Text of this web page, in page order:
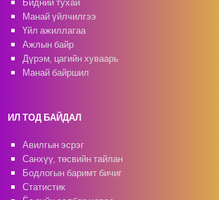
Манай үйлчилгээ
Үйл ажиллагаа
Ажлын байр
Дүрэм, цагийн хуваарь
Манай байршил
ИЛ ТОД БАЙДАЛ
Авилгын эсрэг
Санхүү, төсвийн тайлан
Бодлогын баримт бичиг
Статистик